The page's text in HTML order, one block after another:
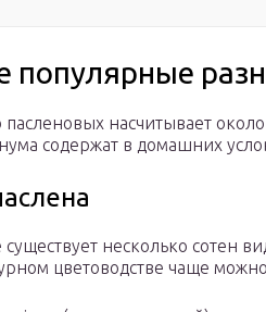
популярные
пасленовых насчитывает
содержат в домашних
несколько сотен
цветоводстве чаще